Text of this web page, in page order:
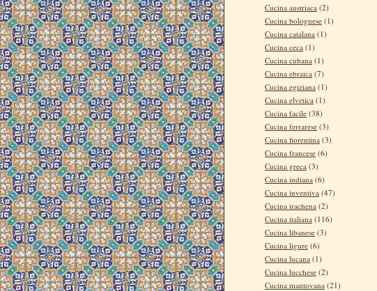
Cucina austriaca (2)
Cucina bolognese (1)
Cucina catalana (1)
Cucina ceca (1)
Cucina cubana (1)
Cucina ebraica (7)
Cucina egiziana (1)
Cucina elvetica (1)
Cucina facile (38)
Cucina ferrarese (3)
Cucina fiorentina (3)
Cucina francese (6)
Cucina greca (3)
Cucina indiana (6)
Cucina inventiva (47)
Cucina irachena (2)
Cucina italiana (116)
Cucina libanese (3)
Cucina ligure (6)
Cucina lucana (1)
Cucina lucchese (2)
Cucina mantovana (21)